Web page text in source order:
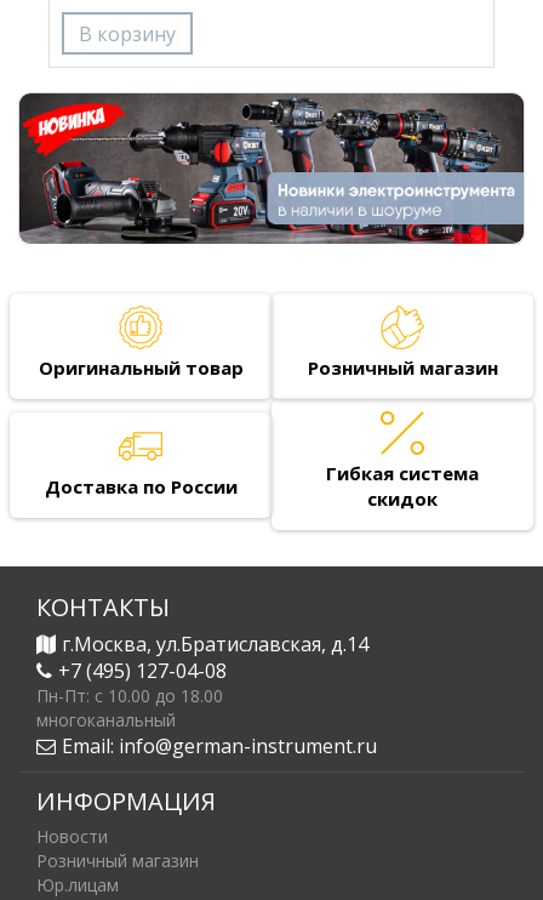
Оригинальный товар Розничный магазин
Доставка по России
Гибкая система
скидок
КОНТАКТЫ
г.Москва, ул.Братиславская, д.14
+7 (495) 127-04-08
Пн-Пт: c 10.00 до 18.00
многоканальный
Email: info@german-instrument.ru
ИНФОРМАЦИЯ
Новости
Розничный магазин
Юр.лицам